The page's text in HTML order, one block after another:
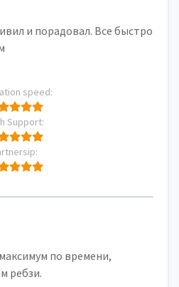
и порадовал. Все быстро
speed:
Support:
по времени,
ребзи.